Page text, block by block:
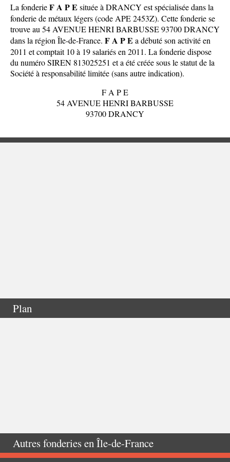
La fonderieF A P E située à DRANCY est spécialisée dans la
fonderie de métaux légers (code APE 2453Z). Cette fonderie se
trouve au 54 AVENUE HENRI BARBUSSE 93700 DRANCY
dans la région Île-de-France. F A P E a débuté son activité en
2011 et comptait 10 à 19 salariés en 2011. La fonderie dispose
du numéro SIREN 813025251 et a été créée sous le statut de la
Société à responsabilité limitée (sans autre indication).
F A P E
54 AVENUE HENRI BARBUSSE
93700 DRANCY
Plan
Autres fonderies enÎle-de-France